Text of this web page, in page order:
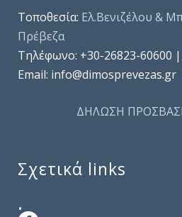
Τοποθεσία: Ελ.Βενιζέλου &
Πρέβεζα
Τηλέφωνo: +30-26823-60600 |
Email: info@dimosprevezas.gr
ΔΗΛΩΣΗ
Σχετικά links
.